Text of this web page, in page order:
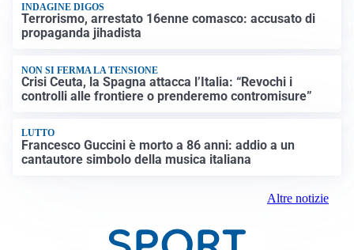
INDAGINE DIGOS
Terrorismo, arrestato 16enne comasco: accusato di
propaganda jihadista
NON SI FERMA LA TENSIONE
Crisi Ceuta, la Spagna attacca l’Italia: “Revochi i
controlli alle frontiere o prenderemo contromisure”
LUTTO
Francesco Guccini è morto a 86 anni: addio a un
cantautore simbolo della musica italiana
Altre notizie